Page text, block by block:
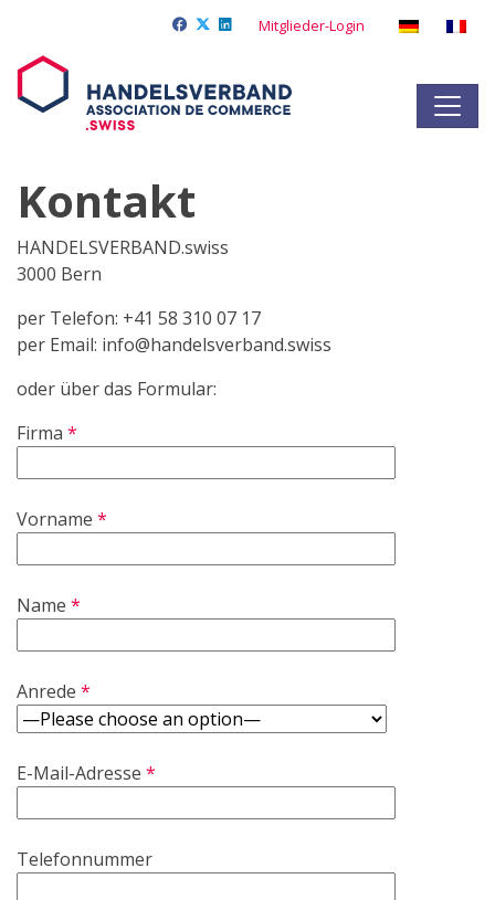
Mitglieder-Login
Kontakt
HANDELSVERBAND.swiss
3000 Bern
per Telefon: +41 58 310 07 17
per Email: info@handelsverband.swiss
oder über das Formular:
Firma *
Vorname *
Name *
Anrede *
E-Mail-Adresse *
Telefonnummer